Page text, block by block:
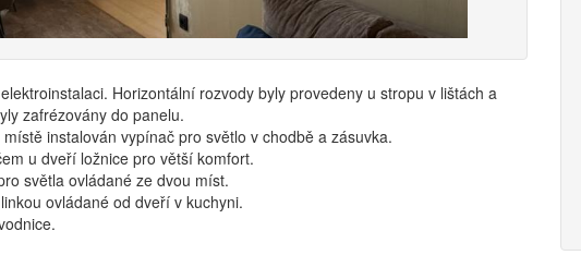
Horizontální rozvody byly provedeny u stropu v lištách a
zafrézovány do panelu.
instalován vypínač pro světlo v chodbě a zásuvka.
u dveří ložnice pro větší komfort.
světla ovládané ze dvou míst.
ovládané od dveří v kuchyni.